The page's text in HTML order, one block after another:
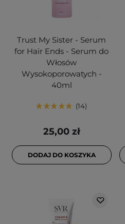
Trust My Sister - Serum
for Hair Ends - Serum do
Włosów
Wysokoporowatych -
40ml
14
25,00 zł
DODAJ DO KOSZYKA